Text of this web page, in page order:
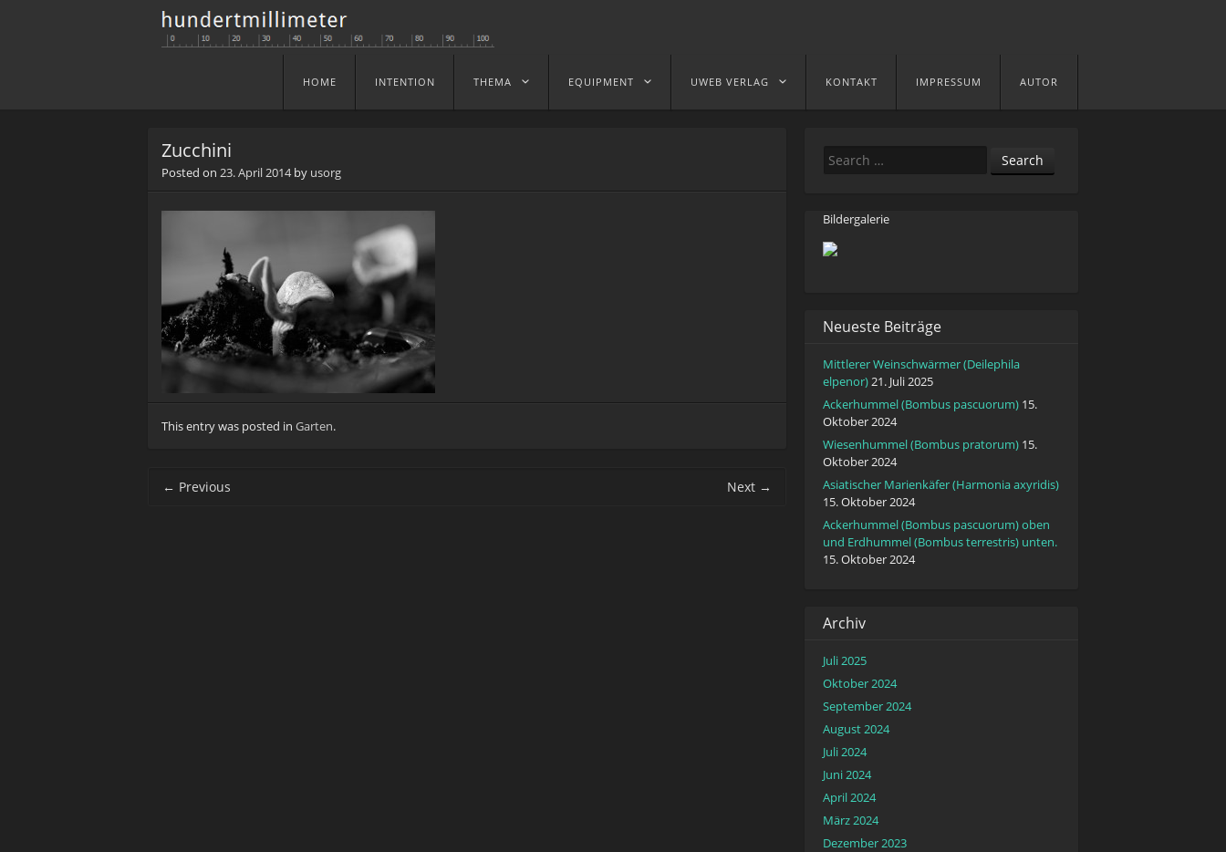
Menu
Skip to content
HOME INTENTION THEMA EQUIPMENT UWEB VERLAG KONTAKT IMPRESSUM AUTOR
Zucchini
Posted on 23. April 2014by usorg
This entry was posted in Garten.
Post navigation
← Previous Next →
Search
Bildergalerie
Neueste Beiträge
Mittlerer Weinschwärmer (Deilephila
elpenor)21. Juli 2025
Ackerhummel (Bombus pascuorum) 15.
Oktober 2024
Wiesenhummel (Bombus pratorum) 15.
Oktober 2024
Asiatischer Marienkäfer (Harmonia axyridis)
15. Oktober 2024
Ackerhummel (Bombus pascuorum) oben
und Erdhummel (Bombus terrestris) unten.
15. Oktober 2024
Archiv
Juli 2025
Oktober 2024
September 2024
August 2024
Juli 2024
Juni 2024
April 2024
März 2024
Dezember 2023